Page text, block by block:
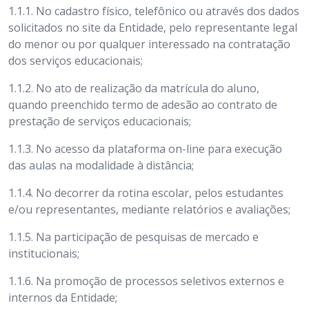
1.1.1. No cadastro físico, telefônico ou através dos dados
solicitados no site da Entidade, pelo representante legal
do menor ou por qualquer interessado na contratação
dos serviços educacionais;
1.1.2. No ato de realização da matrícula do aluno,
quando preenchido termo de adesão ao contrato de
prestação de serviços educacionais;
1.1.3. No acesso da plataforma on-line para execução
das aulas na modalidade à distância;
1.1.4. No decorrer da rotina escolar, pelos estudantes
e/ou representantes, mediante relatórios e avaliações;
1.1.5. Na participação de pesquisas de mercado e
institucionais;
1.1.6. Na promoção de processos seletivos externos e
internos da Entidade;